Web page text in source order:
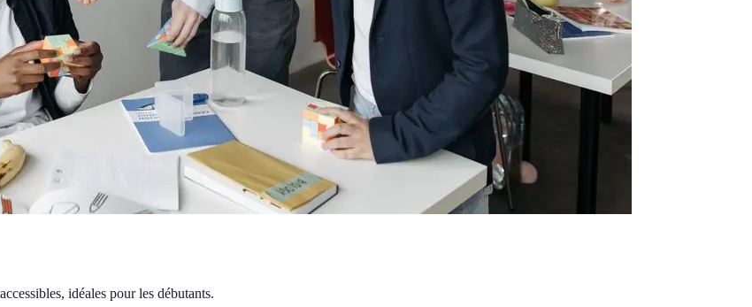
idéales pour les débutants.